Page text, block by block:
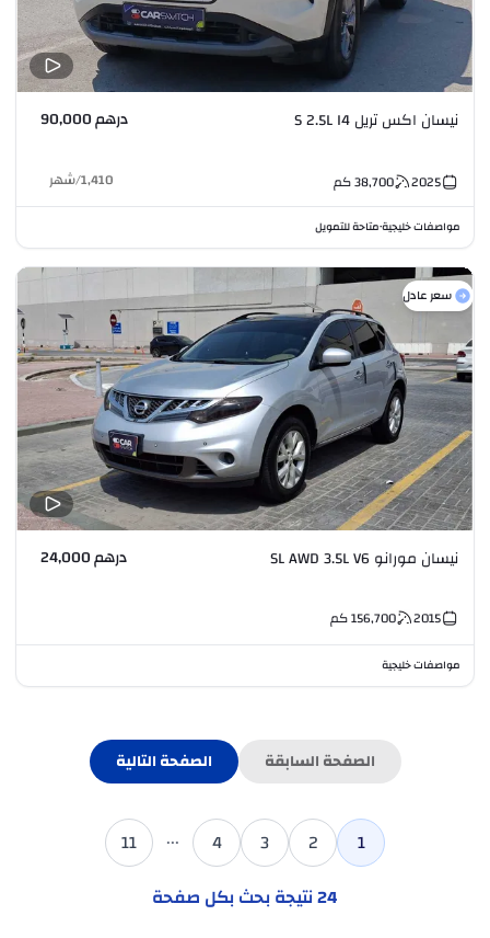
نيسان اكس تريل S 2.5L I4 درهم 90,000
2025
38,700كم 1,410
/شهر
مواصفات خليجية•متاحة للتمويل
سعر عادل
نيسان مورانو SL AWD 3.5L V6 درهم 24,000
2015
156,700كم
مواصفات خليجية
الصفحة السابقة الصفحة التالية
1
2
3
4
...
11
24نتيجة بحث بكل صفحة